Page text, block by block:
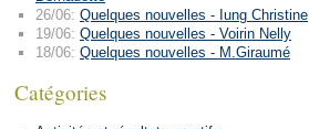
26/06: Quelques nouvelles - Iung Christine
19/06: Quelques nouvelles - Voirin Nelly
18/06: Quelques nouvelles - M.Giraumé
Catégories